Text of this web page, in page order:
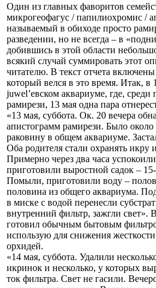
Один из главных фаворитов
микрогеофагус / папилиохромис /
называемый в обиходе просто
разведении, но не всегда – в
добившись в этой области
всякий случай суммировать этот
читателю. В текст отчета
который велся в это время. Итак, в
juwel’евском аквариуме, где,
рамирези, 13 мая одна пара
«13 мая, суббота. Ок. 20 вечера
апистограмм рамирези. Было
раковину в общем аквариуме.
Оба родителя стали охранять икру
Примерно через два часа
приготовили выростной садок –
Помыли, приготовили воду –
половина из общего аквариума.
в миске с водой перенесли
внутренний фильтр, зажгли свет».
готовил обычным бытовым
использую для снижения
орхидей.
«14 мая, суббота. Удалили
икринок и несколько, у которых
ток фильтра. Свет не гасили.